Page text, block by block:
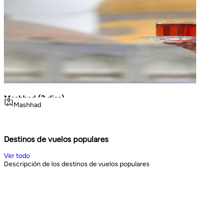
Mashhad (3 dias)
Mashhad
Book Now
Destinos de vuelos populares
Ver todo
Descripción de los destinos de vuelos populares